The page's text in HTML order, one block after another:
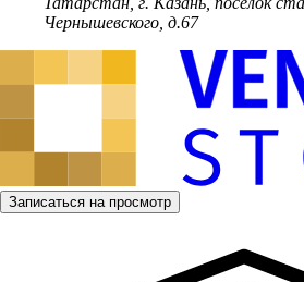
Чернышевского, д.67
Записаться на просмотр